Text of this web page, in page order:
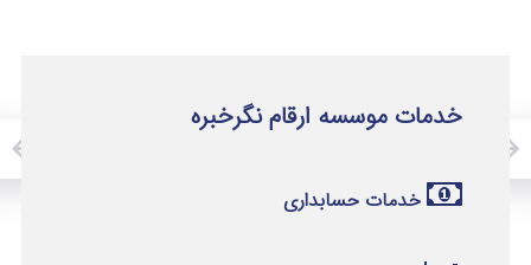
خدمات موسسه ارقام نگرخبره
خدمات حسابداری